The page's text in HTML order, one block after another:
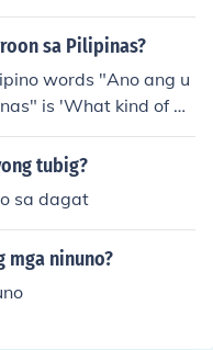
sa Pilipinas?
words "Ano ang u
is 'What kind of go
is a unitary stat
tubig?
sa dagat
mga ninuno?